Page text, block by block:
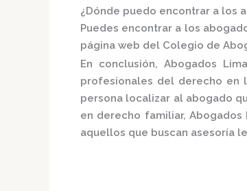
¿Dónde puedo encontrar a los
Puedes encontrar a los
página web del Colegio de
En conclusión,Abogados
profesionales del derecho en
persona localizar al abogado
en derecho familiar,Abogados
aquellos que buscan asesoría